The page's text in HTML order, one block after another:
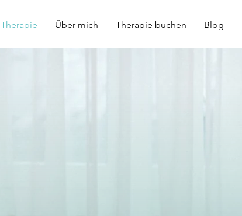
Therapie Über mich Therapie buchen Blog